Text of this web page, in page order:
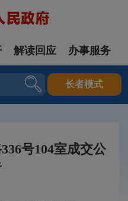
解读回应 办事服务
长者模式
号104室成交公